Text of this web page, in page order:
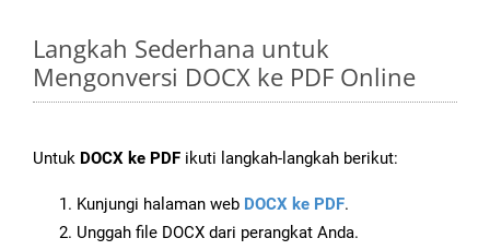
Langkah Sederhana untuk
Mengonversi DOCX ke PDF Online
Untuk DOCX ke PDF ikuti langkah-langkah berikut:
Kunjungi halaman web DOCX ke PDF.
Unggah file DOCX dari perangkat Anda.